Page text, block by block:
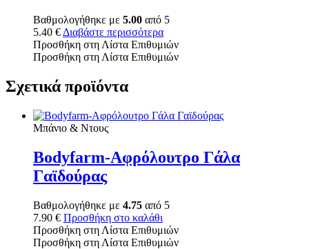
Βαθμολογήθηκε με 5.00 από 5
5.40 € Διαβάστε περισσότερα
Προσθήκη στη Λίστα Επιθυμιών
Προσθήκη στη Λίστα Επιθυμιών
Σχετικά προϊόντα
Μπάνιο & Ντους
Bodyfarm-Αφρόλουτρο Γάλα
Γαϊδούρας
Βαθμολογήθηκε με 4.75 από 5
7.90 € Προσθήκη στο καλάθι
Προσθήκη στη Λίστα Επιθυμιών
Προσθήκη στη Λίστα Επιθυμιών